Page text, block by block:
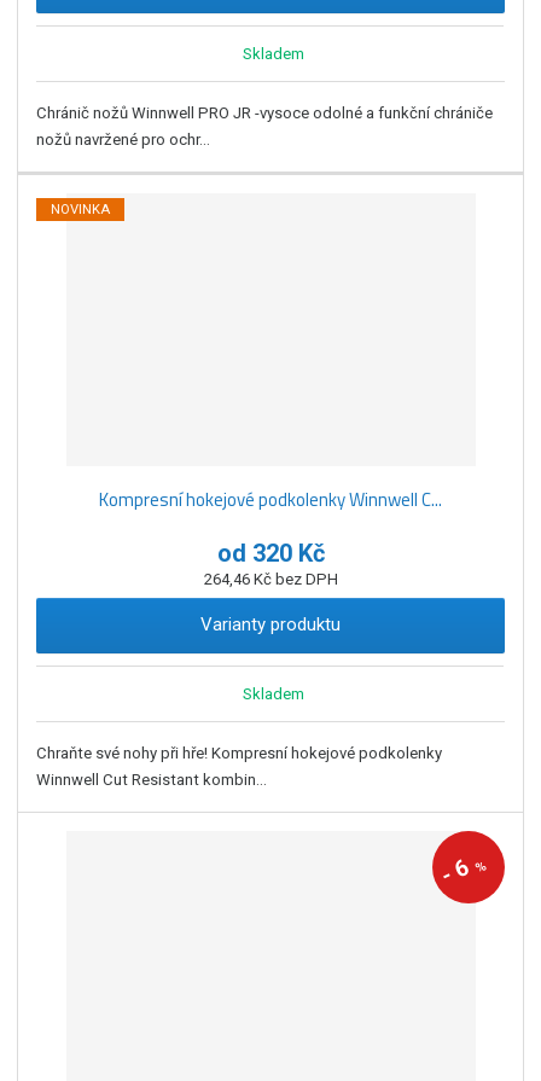
Skladem
Chránič nožů Winnwell PRO JR -vysoce odolné a funkční chrániče
nožů navržené pro ochr...
NOVINKA
Kompresní hokejové podkolenky Winnwell C...
od 320 Kč
264,46 Kč bez DPH
Varianty produktu
Skladem
Chraňte své nohy při hře! Kompresní hokejové podkolenky
Winnwell Cut Resistant kombin...
-
6%